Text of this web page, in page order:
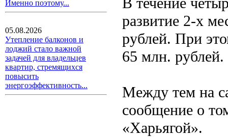
Именно поэтому...
05.08.2026
Утепление балконов и
лоджий стало важной
задачей для владельцев
квартир, стремящихся
повысить
энергоэффективность...
развитие 2-х
рублей. При
65 млн. рублей.
Между тем на
сообщение о
«Харьягой».